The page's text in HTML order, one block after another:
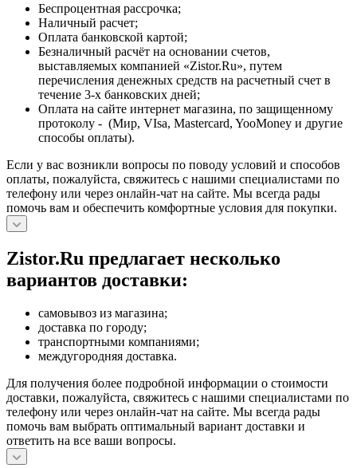
Беспроцентная рассрочка;
Наличный расчет;
Оплата банковской картой;
Безналичный расчёт на основании счетов,
выставляемых компанией «Zistor.Ru», путем
перечисления денежных средств на расчетный счет в
течение 3-х банковских дней;
Оплата на сайте интернет магазина, по защищенному
протоколу - (Мир, VIsa, Mastercard, YooMoney и другие
способы оплаты).
Если у вас возникли вопросы по поводу условий и способов
оплаты, пожалуйста, свяжитесь с нашими специалистами по
телефону или через онлайн-чат на сайте. Мы всегда рады
помочь вам и обеспечить комфортные условия для покупки.
Zistor.Ru предлагает несколько
вариантов доставки:
самовывоз из магазина;
доставка по городу;
транспортными компаниями;
междугородняя доставка.
Для получения более подробной информации о стоимости
доставки, пожалуйста, свяжитесь с нашими специалистами по
телефону или через онлайн-чат на сайте. Мы всегда рады
помочь вам выбрать оптимальный вариант доставки и
ответить на все ваши вопросы.